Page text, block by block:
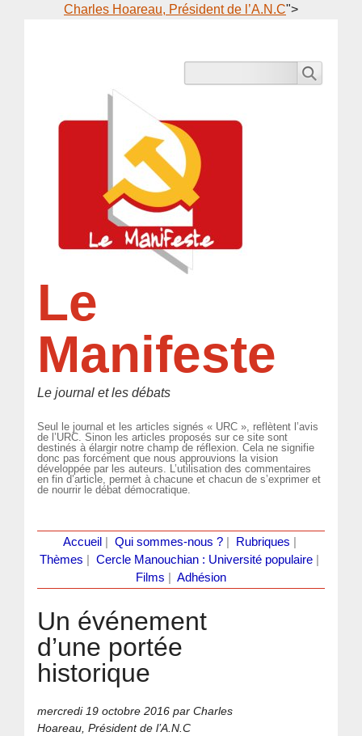
Charles Hoareau, Président de l’A.N.C">
Le
Manifeste
Le journal et les débats
Seul le journal et les articles signés « URC », reflètent l’avis
de l’URC. Sinon les articles proposés sur ce site sont
destinés à élargir notre champ de réflexion. Cela ne signifie
donc pas forcément que nous approuvions la vision
développée par les auteurs. L’utilisation des commentaires
en fin d’article, permet à chacune et chacun de s’exprimer et
de nourrir le débat démocratique.
Accueil Qui sommes-nous ?| Rubriques
Thèmes
Cercle Manouchian : Université populaire
Films
Adhésion
Un événement
d’une portée
historique
mercredi 19 octobre 2016 par Charles
Hoareau, Président de l’A.N.C